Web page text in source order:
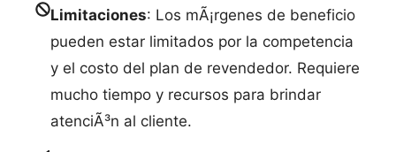
Limitaciones: Los mÃ¡rgenes de beneficio
pueden estar limitados por la competencia
y el costo del plan de revendedor. Requiere
mucho tiempo y recursos para brindar
atenciÃ³n al cliente.